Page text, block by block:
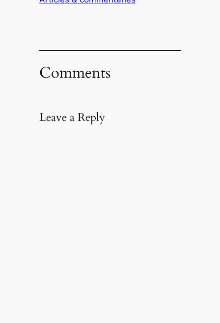
Comments
Leave a Reply